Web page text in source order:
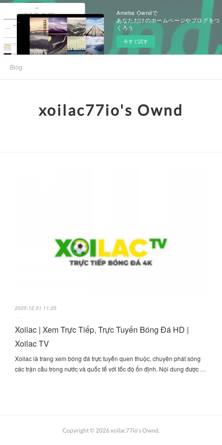
Ameba Owndで
あなただけのホームページやブログをつ
くろう
今すぐ試す
Blog
xoilac77io's Ownd
2025.12.31 11:25
Xoilac | Xem Trực Tiếp, Trực Tuyến Bóng Đá HD |
Xoilac TV
Xoilac là trang xem bóng đá trực tuyến quen thuộc, chuyên phát sóng
các trận cầu trong nước và quốc tế với tốc độ ổn định. Nội dung được …
Copyright © 2026xoilac77io's Ownd.